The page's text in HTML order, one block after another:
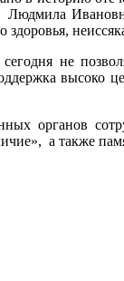
Людмила
не
высоко
органов
а также